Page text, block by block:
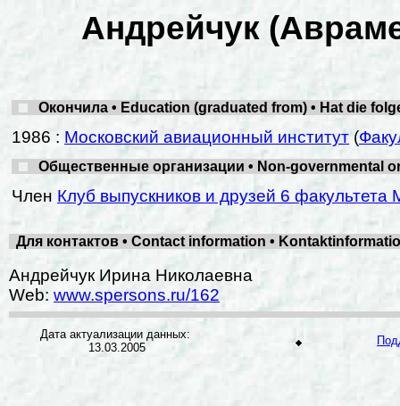
Андрейчук
Окончила • Education (graduated from) • Hat die
1986 : Московский авиационный институт(
Общественные организации • Non-governmental
Член Клуб выпускников и друзей 6 факультета
Для контактов • Contact information •
Андрейчук Ирина Николаевна
Web: www.spersons.ru/162
Дата актуализации данных:
13.03.2005